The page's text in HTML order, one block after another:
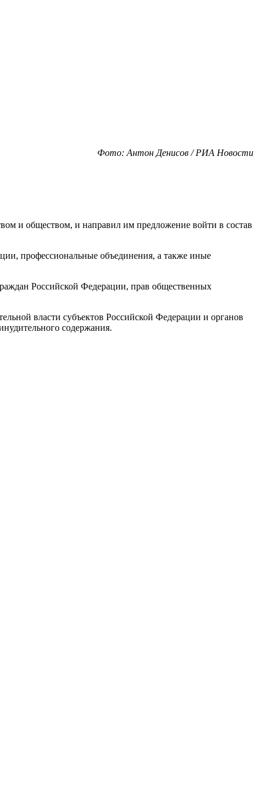
Фото: Антон Денисов / РИА Новости
и обществом, и направил им предложение войти в состав
профессиональные объединения, а также иные
Российской Федерации, прав общественных
власти субъектов Российской Федерации и органов
содержания.